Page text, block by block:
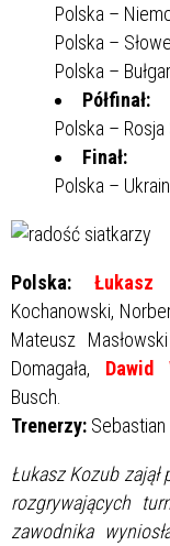
Polska –
Polska –
Polska –
Półfinał:
Polska –
Finał:
Polska –
Polska:Łukasz
Kochanowski,
Mateusz
Domagała, Dawid
Busch.
Trenerzy: Sebastian
Łukasz Kozub
rozgrywających
zawodnika